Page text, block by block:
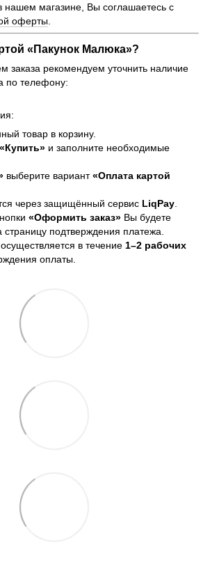
нашем магазине, Вы соглашаетесь с
оферты
«Пакунок Малюка»?
заказа рекомендуем уточнить наличие
по телефону:
товар в корзину.
«Купить» и заполните необходимые
выберите вариант«Оплата картой
через защищённый сервис LiqPay
«Оформить заказ» Вы будете
подтверждения платежа.
в течение 1–2 рабочих
оплаты.